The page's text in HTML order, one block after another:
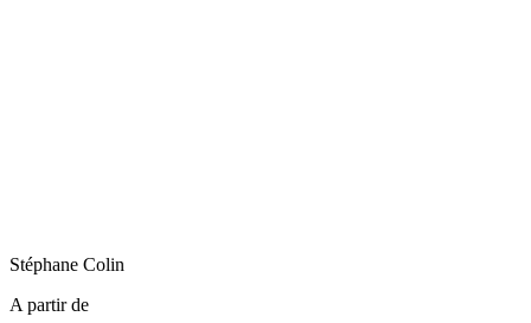
Stéphane Colin
A partir de